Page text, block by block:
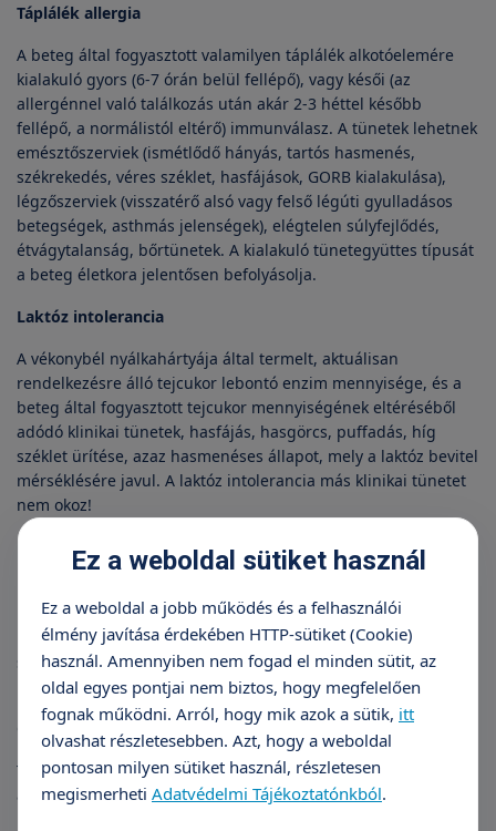
Táplálék allergia
A beteg által fogyasztott valamilyen táplálék alkotóelemére
kialakuló gyors (6-7 órán belül fellépő), vagy késői (az
allergénnel való találkozás után akár 2-3 héttel később
fellépő, a normálistól eltérő) immunválasz. A tünetek lehetnek
emésztőszerviek (ismétlődő hányás, tartós hasmenés,
székrekedés, véres széklet, hasfájások, GORB kialakulása),
légzőszerviek (visszatérő alsó vagy felső légúti gyulladásos
betegségek, asthmás jelenségek), elégtelen súlyfejlődés,
étvágytalanság, bőrtünetek. A kialakuló tünetegyüttes típusát
a beteg életkora jelentősen befolyásolja.
Laktóz intolerancia
A vékonybél nyálkahártyája által termelt, aktuálisan
rendelkezésre álló tejcukor lebontó enzim mennyisége, és a
beteg által fogyasztott tejcukor mennyiségének eltéréséből
adódó klinikai tünetek, hasfájás, hasgörcs, puffadás, híg
széklet ürítése, azaz hasmenéses állapot, mely a laktóz bevitel
mérséklésére javul. A laktóz intolerancia más klinikai tünetet
nem okoz!
Lisztérzékenység (coeliakia)
mely a genetikailag hajlamos egyénben az élete során
bármikor induló autoimmun jellegű gyulladást, illetve
sejtkárosodást okoz. Legfőképpen a vékonybél
nyálkahártyáján, de a szervezetben bárhol.
Gyulladásos bélbetegségek
Többnyire fertőzés következtében alakulhat ki akut gyulladás
a bélrendszer bármely szakaszában.
Ez a weboldal sütiket használ
Ez a weboldal a jobb működés és a felhasználói
élmény javítása érdekében HTTP-sütiket (Cookie)
használ. Amennyiben nem fogad el minden sütit, az
oldal egyes pontjai nem biztos, hogy megfelelően
fognak működni. Arról, hogy mik azok a sütik, itt
olvashat részletesebben. Azt, hogy a weboldal
pontosan milyen sütiket használ, részletesen
megismerheti Adatvédelmi Tájékoztatónkból.